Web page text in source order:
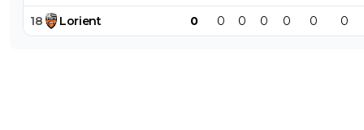
18 Lorient 0 0 0 0 0 0 0